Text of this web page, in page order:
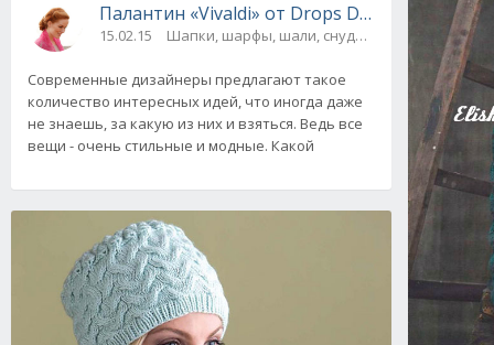
Палантин «Vivaldi» от Drops Design,
15.02.15 Шапки, шарфы, шали, снуды и палантины
Современные дизайнеры предлагают такое
количество интересных идей, что иногда даже
не знаешь, за какую из них и взяться. Ведь все
вещи - очень стильные и модные. Какой